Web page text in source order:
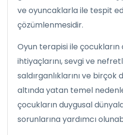
ve oyuncaklarla ile tespit
çözümlenmesidir.
Oyun terapisi ile çocukların
ihtiyaçlarını, sevgi ve
saldırganlıklarını ve birçok
altında yatan temel
çocukların duygusal
sorunlarına yardımcı